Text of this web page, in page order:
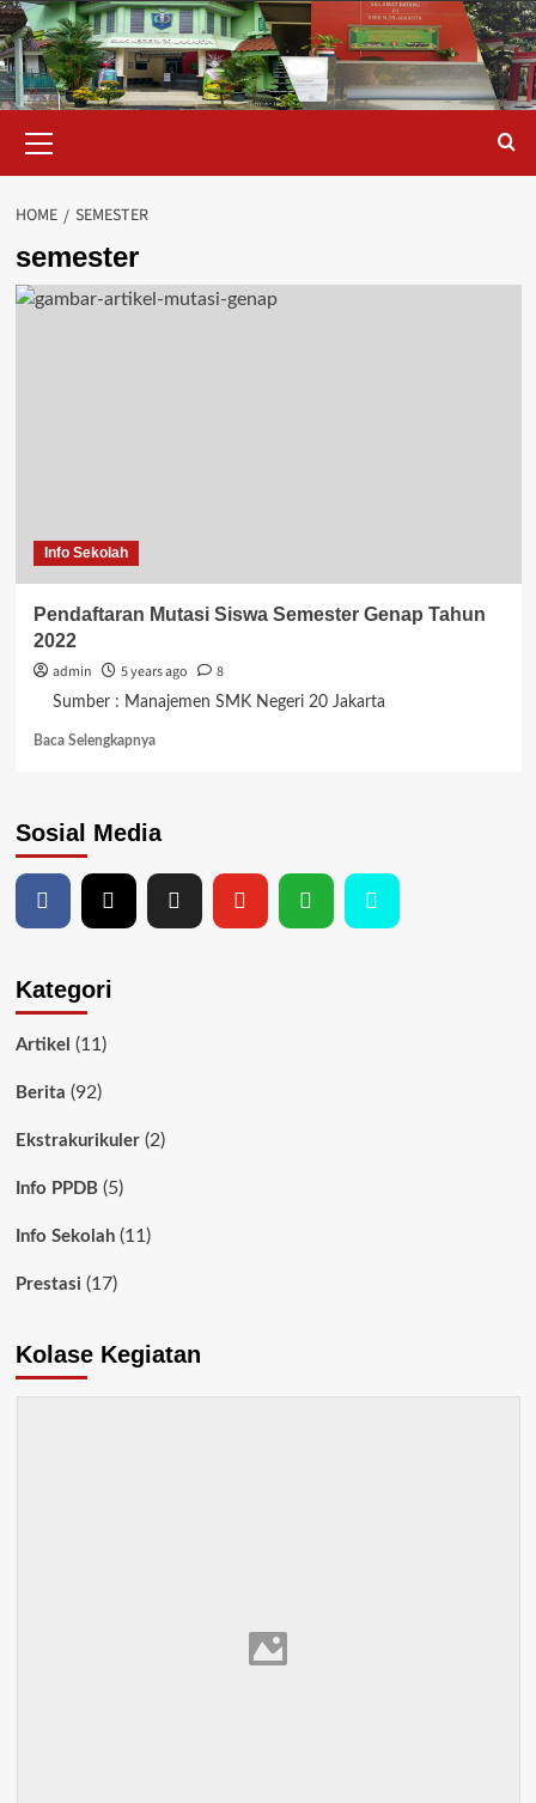
Skip
to
content
Menu
HOME SEMESTER
semester
Info Sekolah
Pendaftaran Mutasi Siswa Semester Genap Tahun
2022
admin
5 years ago 8
Sumber : Manajemen SMK Negeri 20 Jakarta
Baca SelengkapnyaRead
Mutasi
Semester
Genap
Sosial Media
Kategori
Artikel (11)
Berita (92)
Ekstrakurikuler(2)
Info PPDB(5)
Info Sekolah(11)
Prestasi (17)
Kolase Kegiatan